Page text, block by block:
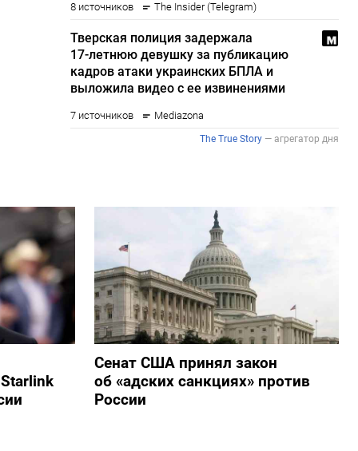
Сенат США принял закон
об «адских санкциях» против
России